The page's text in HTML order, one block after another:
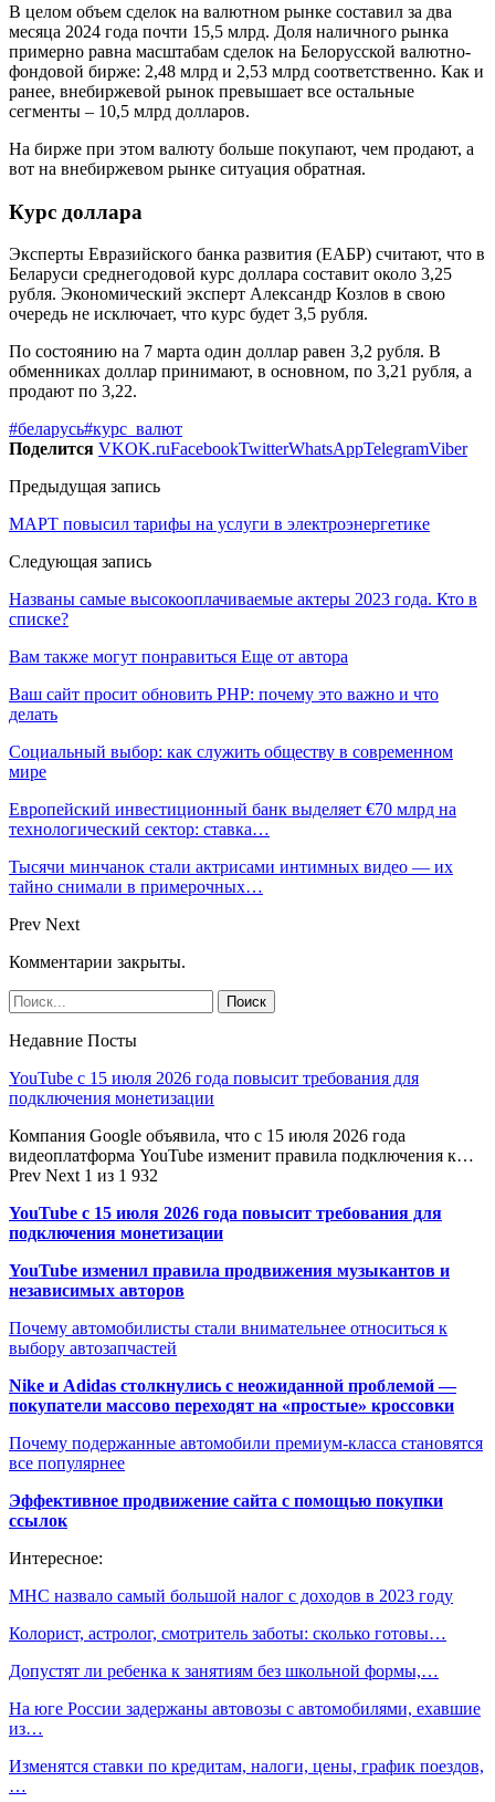
В целом объем сделок на валютном рынке составил за два
месяца 2024 года почти 15,5 млрд. Доля наличного рынка
примерно равна масштабам сделок на Белорусской валютно-
фондовой бирже: 2,48 млрд и 2,53 млрд соответственно. Как и
ранее, внебиржевой рынок превышает все остальные
сегменты – 10,5 млрд долларов.
На бирже при этом валюту больше покупают, чем продают, а
вот на внебиржевом рынке ситуация обратная.
Курс доллара
Эксперты Евразийского банка развития (ЕАБР) считают, что в
Беларуси среднегодовой курс доллара составит около 3,25
рубля. Экономический эксперт Александр Козлов в свою
очередь не исключает, что курс будет 3,5 рубля.
По состоянию на 7 марта один доллар равен 3,2 рубля. В
обменниках доллар принимают, в основном, по 3,21 рубля, а
продают по 3,22.
#беларусь#курс_валют
Поделится VKOK.ruFacebookTwitterWhatsAppTelegramViber
Предыдущая запись
МАРТ повысил тарифы на услуги в электроэнергетике
Следующая запись
Названы самые высокооплачиваемые актеры 2023 года. Кто в
списке?
Вам также могут понравиться Еще от автора
Ваш сайт просит обновить PHP: почему это важно и что
делать
Социальный выбор: как служить обществу в современном
мире
Европейский инвестиционный банк выделяет €70 млрд на
технологический сектор: ставка…
Тысячи минчанок стали актрисами интимных видео — их
тайно снимали в примерочных…
Prev Next
Комментарии закрыты.
Недавние Посты
YouTube с 15 июля 2026 года повысит требования для
подключения монетизации
Компания Google объявила, что с 15 июля 2026 года
видеоплатформа YouTube изменит правила подключения к…
Prev Next 1 из 1 932
YouTube с 15 июля 2026 года повысит требования для
подключения монетизации
YouTube изменил правила продвижения музыкантов и
независимых авторов
Почему автомобилисты стали внимательнее относиться к
выбору автозапчастей
Nike и Adidas столкнулись с неожиданной проблемой —
покупатели массово переходят на «простые» кроссовки
Почему подержанные автомобили премиум-класса становятся
все популярнее
Эффективное продвижение сайта с помощью покупки
ссылок
Интересное:
МНС назвало самый большой налог с доходов в 2023 году
Колорист, астролог, смотритель заботы: сколько готовы…
Допустят ли ребенка к занятиям без школьной формы,…
На юге России задержаны автовозы с автомобилями, ехавшие
из…
Изменятся ставки по кредитам, налоги, цены, график поездов,
…